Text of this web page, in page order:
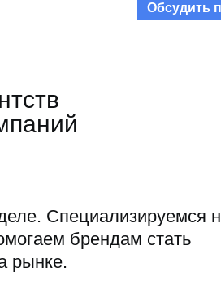
Обсудить
Специализируемся
брендам стать
рынке.